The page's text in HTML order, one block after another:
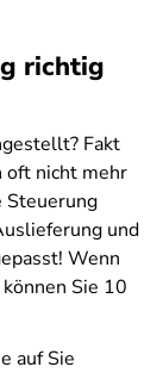
richtig
Fakt
oft nicht mehr
Steuerung
und
Wenn
Sie 10
auf Sie